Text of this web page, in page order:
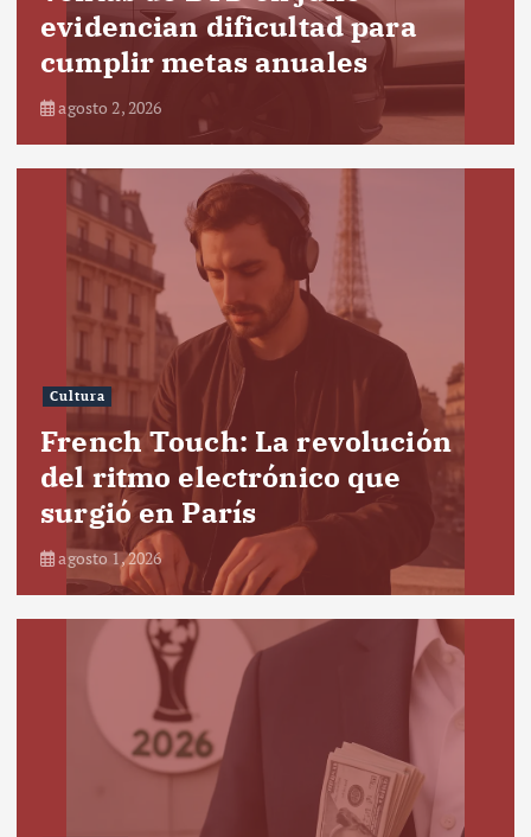
evidencian dificultad para
cumplir metas anuales
agosto 2, 2026
Cultura
French Touch: La revolución
del ritmo electrónico que
surgió en París
agosto 1, 2026